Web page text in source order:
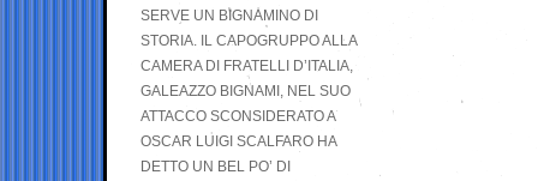
SERVE UN BIGNAMINO DI
STORIA. IL CAPOGRUPPO ALLA
CAMERA DI FRATELLI D’ITALIA,
GALEAZZO BIGNAMI, NEL SUO
ATTACCO SCONSIDERATO A
OSCAR LUIGI SCALFARO HA
DETTO UN BEL PO’ DI